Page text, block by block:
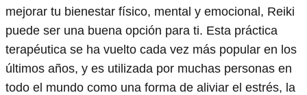
mejorar tu bienestar físico, mental y emocional, Reiki
puede ser una buena opción para ti. Esta práctica
terapéutica se ha vuelto cada vez más popular en los
últimos años, y es utilizada por muchas personas en
todo el mundo como una forma de aliviar el estrés, la